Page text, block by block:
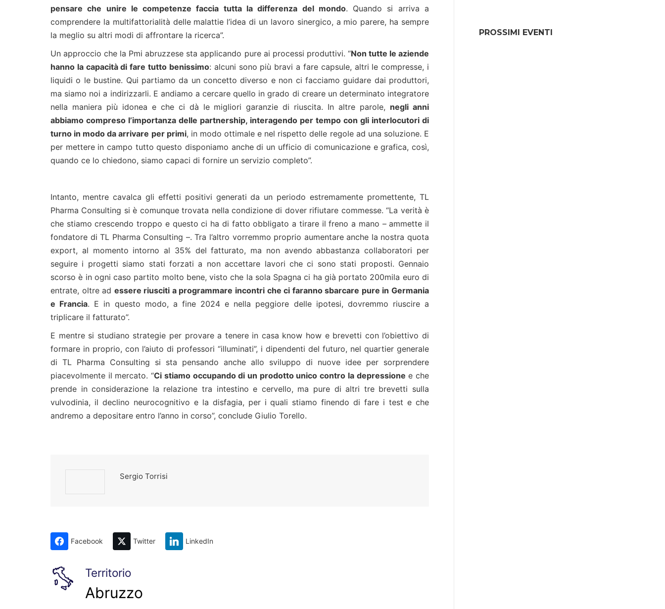
pensare che unire le competenze faccia tutta la differenza del mondo. Quando si arriva a
comprendere la multifattorialità delle malattie l’idea di un lavoro sinergico, a mio parere, ha sempre
la meglio su altri modi di affrontare la ricerca”.
Un approccio che la Pmi abruzzese sta applicando pure ai processi produttivi. “Non tutte le aziende
hanno la capacità di fare tutto benissimo: alcuni sono più bravi a fare capsule, altri le compresse, i
liquidi o le bustine. Qui partiamo da un concetto diverso e non ci facciamo guidare dai produttori,
ma siamo noi a indirizzarli. E andiamo a cercare quello in grado di creare un determinato integratore
nella maniera più idonea e che ci dà le migliori garanzie di riuscita. In altre parole, negli anni
abbiamo compreso l’importanza delle partnership, interagendo per tempo con gli interlocutori di
turno in modo da arrivare per primi, in modo ottimale e nel rispetto delle regole ad una soluzione. E
per mettere in campo tutto questo disponiamo anche di un ufficio di comunicazione e grafica, così,
quando ce lo chiedono, siamo capaci di fornire un servizio completo”.
Intanto, mentre cavalca gli effetti positivi generati da un periodo estremamente promettente, TL
Pharma Consulting si è comunque trovata nella condizione di dover rifiutare commesse. “La verità è
che stiamo crescendo troppo e questo ci ha di fatto obbligato a tirare il freno a mano – ammette il
fondatore di TL Pharma Consulting –. Tra l’altro vorremmo proprio aumentare anche la nostra quota
export, al momento intorno al 35% del fatturato, ma non avendo abbastanza collaboratori per
seguire i progetti siamo stati forzati a non accettare lavori che ci sono stati proposti. Gennaio
scorso è in ogni caso partito molto bene, visto che la sola Spagna ci ha già portato 200mila euro di
entrate, oltre ad essere riusciti a programmare incontri che ci faranno sbarcare pure in Germania
e Francia. E in questo modo, a fine 2024 e nella peggiore delle ipotesi, dovremmo riuscire a
triplicare il fatturato”.
E mentre si studiano strategie per provare a tenere in casa know how e brevetti con l’obiettivo di
formare in proprio, con l’aiuto di professori “illuminati”, i dipendenti del futuro, nel quartier generale
di TL Pharma Consulting si sta pensando anche allo sviluppo di nuove idee per sorprendere
piacevolmente il mercato. “Ci stiamo occupando di un prodotto unico contro la depressione e che
prende in considerazione la relazione tra intestino e cervello, ma pure di altri tre brevetti sulla
vulvodinia, il declino neurocognitivo e la disfagia, per i quali stiamo finendo di fare i test e che
andremo a depositare entro l’anno in corso”, conclude Giulio Torello.
Sergio Torrisi
Facebook Twitter LinkedIn
Territorio
Abruzzo
PROSSIMI EVENTI